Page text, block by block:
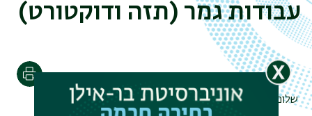
עבודות גמר (תזה ודוקטורט)
שלום וברכה,